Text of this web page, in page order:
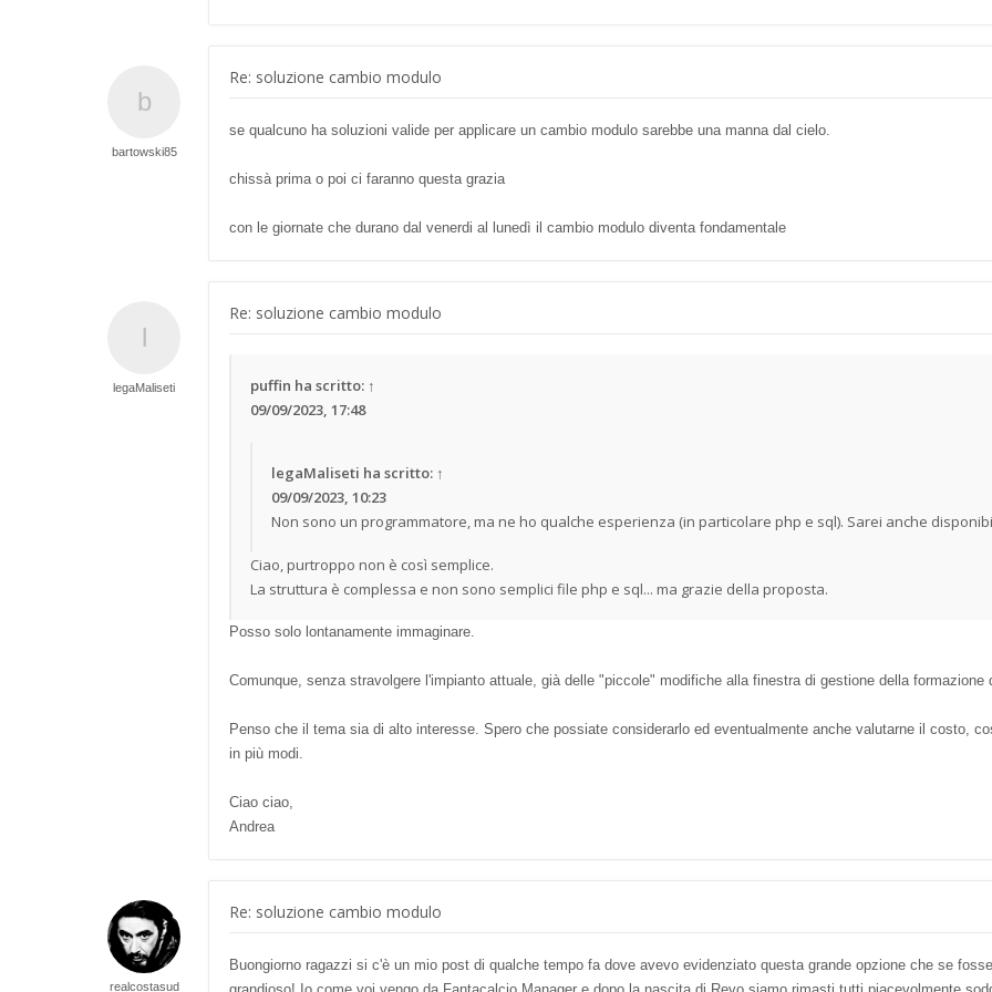
bartowski85
Re: soluzione cambio modulo
se qualcuno ha soluzioni valide per applicare un cambio modulo sarebbe una manna dal cielo.
chissà prima o poi ci faranno questa grazia
con le giornate che durano dal venerdi al lunedì il cambio modulo diventa fondamentale
legaMaliseti
Re: soluzione cambio modulo
puffin ha scritto: ↑
09/09/2023, 17:48
legaMaliseti ha scritto: ↑
09/09/2023, 10:23
Non sono un programmatore, ma ne ho qualche esperienza (in particolare php e sql). Sarei anche
Ciao, purtroppo non è così semplice.
La struttura è complessa e non sono semplici file php e sql... ma grazie della proposta.
Posso solo lontanamente immaginare.
Comunque, senza stravolgere l'impianto attuale, già delle "piccole" modifiche alla finestra di gestione della
Penso che il tema sia di alto interesse. Spero che possiate considerarlo ed eventualmente anche valutarne il costo,
in più modi.
Ciao ciao,
Andrea
realcostasud
Re: soluzione cambio modulo
Buongiorno ragazzi si c'è un mio post di qualche tempo fa dove avevo evidenziato questa grande opzione che se